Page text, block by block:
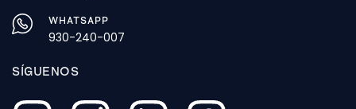
WHATSAPP
930-240-007
SÍGUENOS